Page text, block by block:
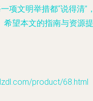
项文明举措都“说得清”
希望本文的指南与资源提
product/68.html